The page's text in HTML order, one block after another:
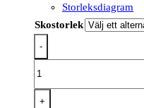
Storleksdiagram
Skostorlek
-
Composite
+